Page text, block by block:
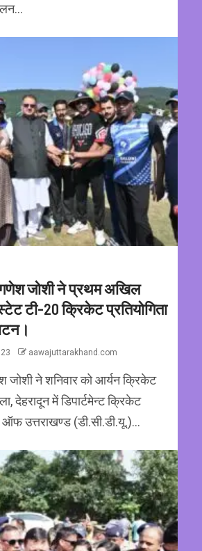
जोशी ने प्रथम अखिल
टी-20 क्रिकेट प्रतियोगिता
aawajuttarakhand.com
जोशी ने शनिवार को आर्यन क्रिकेट
देहरादून में डिपार्टमेन्ट क्रिकेट
उत्तराखण्ड (डी.सी.डी.यू.)...